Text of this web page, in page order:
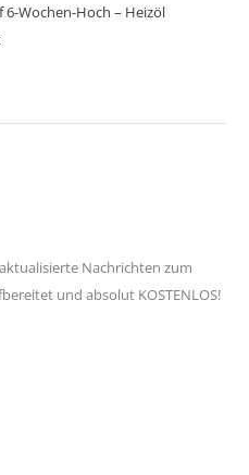
6-Wochen-Hoch – Heizöl
Nachrichten zum
und absolut KOSTENLOS!